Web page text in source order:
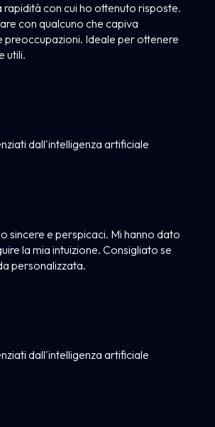
rapidità con cui ho ottenuto risposte.
con qualcuno che capiva
preoccupazioni. Ideale per ottenere
utili.
dall'intelligenza artificiale
sincere e perspicaci. Mi hanno dato
la mia intuizione. Consigliato se
personalizzata.
dall'intelligenza artificiale